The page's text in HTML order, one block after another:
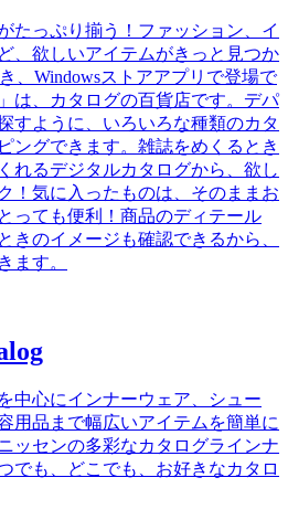
たっぷり揃う！ファッション、イ
、欲しいアイテムがきっと見つか
、Windowsストアアプリで登場で
は、カタログの百貨店です。デパ
すように、いろいろな種類のカタ
ングできます。雑誌をめくるとき
れるデジタルカタログから、欲し
！気に入ったものは、そのままお
っても便利！商品のディテール
きのイメージも確認できるから、
ます。
中心にインナーウェア、シュー
用品まで幅広いアイテムを簡単に
ッセンの多彩なカタログラインナ
でも、どこでも、お好きなカタロ